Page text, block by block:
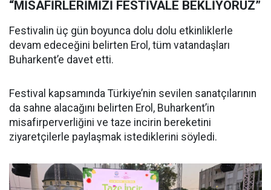
“MİSAFİRLERİMİZİ FESTİVALE BEKLİYORUZ”
Festivalin üç gün boyunca dolu dolu etkinliklerle
devam edeceğini belirten Erol, tüm vatandaşları
Buharkent’e davet etti.
Festival kapsamında Türkiye’nin sevilen sanatçılarının
da sahne alacağını belirten Erol, Buharkent’in
misafirperverliğini ve taze incirin bereketini
ziyaretçilerle paylaşmak istediklerini söyledi.